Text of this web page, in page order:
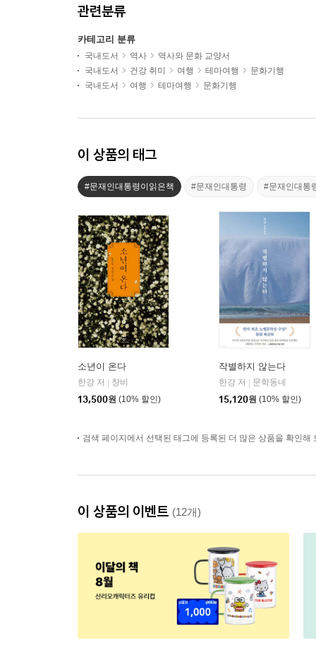
관련분류
카테고리 분류
국내도서 역사
역사와 문화 교양서
국내도서
건강 취미 여행 테마여행
문화기행
국내도서
여행 테마여행 문화기행
이 상품의 태그
#문재인대통령이읽은책 #문재인대통령 #문재인대통
소년이 온다
한강 저
창비
13,500원 (10% 할인)
작별하지 않는다
한강 저
문학동네
15,120원 (10% 할인)
검색 페이지에서 선택된 태그에 등록된 더 많은 상품을 확인해
이 상품의 이벤트 (12개)